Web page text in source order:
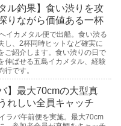
ル釣果】食い渋りを攻
りながら価値ある一杯
イカメタル便で出船。食い渋る
し、2杯同時ヒットなど確実に
ご紹介します。食い渋りの日で
伸ばせる五島イカメタル、経験
行です。
】最大70cmの大型真
れしい全員キャッチ
ラバ午前便を実施。最大70cm